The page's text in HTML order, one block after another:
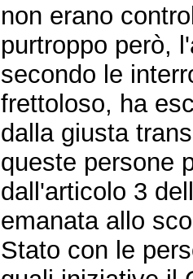
non erano
purtroppo però,
secondo le
frettoloso, ha
dalla giusta
queste persone
dall'articolo 3
emanata allo
Stato con le